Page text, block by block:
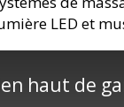
LED et
haut de